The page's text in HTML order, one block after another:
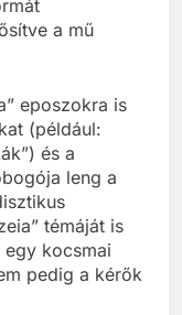
a mű
eposzokra is
(például:
és a
leng a
témáját is
egy kocsmai
pedig a kérők